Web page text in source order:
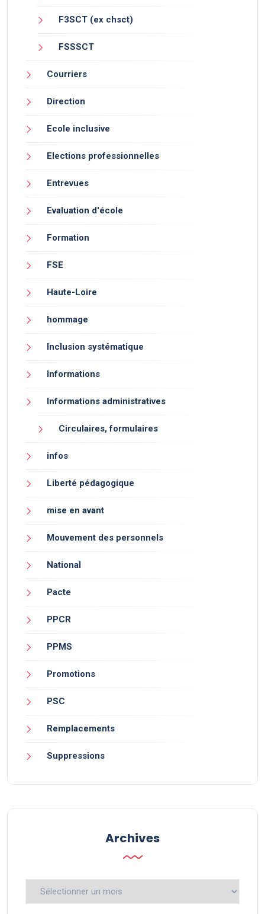
F3SCT (ex chsct)
FSSSCT
Courriers
Direction
Ecole inclusive
Elections professionnelles
Entrevues
Evaluation d'école
Formation
FSE
Haute-Loire
hommage
Inclusion systématique
Informations
Informations administratives
Circulaires, formulaires
infos
Liberté pédagogique
mise en avant
Mouvement des personnels
National
Pacte
PPCR
PPMS
Promotions
PSC
Remplacements
Suppressions
Archives
Archives